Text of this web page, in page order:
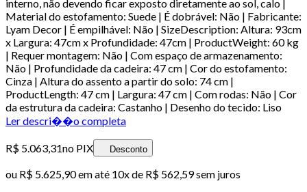
interno, não devendo ficar exposto diretamente ao sol, calo |
Material do estofamento: Suede | É dobrável: Não | Fabricante:
Lyam Decor | É empilhável: Não | SizeDescription: Altura: 93cm
x Largura: 47cm x Profundidade: 47cm | ProductWeight: 60 kg
| Requer montagem: Não | Com espaço de armazenamento:
Não | Profundidade da cadeira: 47 cm | Cor do estofamento:
Cinza | Altura do assento a partir do solo: 74 cm |
ProductLength: 47 cm | Largura: 47 cm | Com rodas: Não | Cor
da estrutura da cadeira: Castanho | Desenho do tecido: Liso
Ler descri��o completa
R$ 5.063,31no PIX Desconto
ou R$ 5.625,90em até 10x de R$ 562,59 sem juros